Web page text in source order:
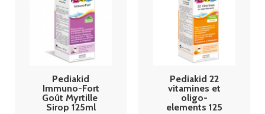
Pediakid
Immuno-Fort
Goût Myrtille 
Sirop 125ml
Pediakid 22
vitamines et
oligo-
elements 125